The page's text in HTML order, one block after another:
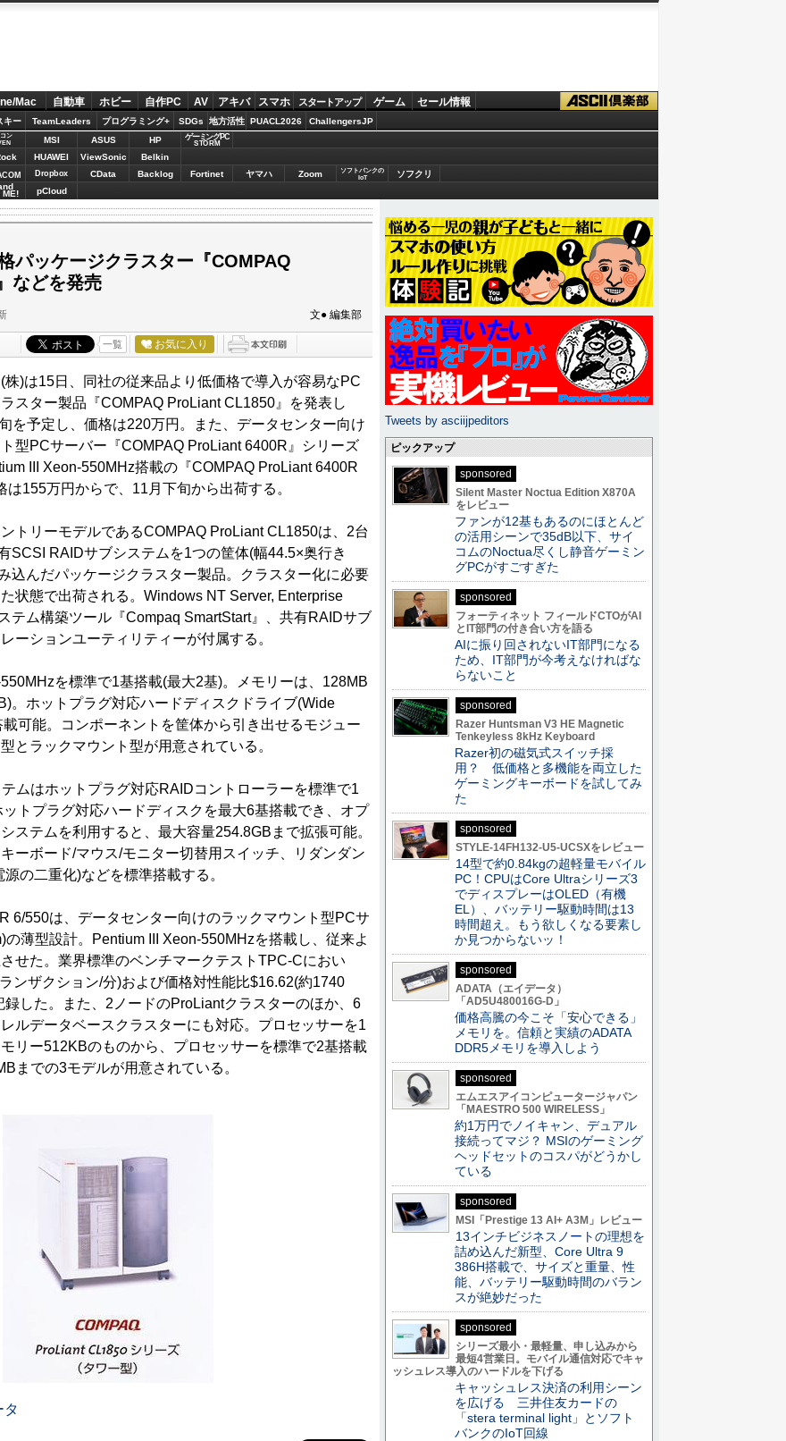
Mac 自動車 ホビー 自作PC AV アキバ スマホ スタートアップ ゲーム セール情報
キー TeamLeaders プログラミング+ SDGs 地方活性 PUACL2026 ChallengersJP
ン
MSI ASUS HP ゲーミングPC
STORM
HUAWEI ViewSonic Belkin
Dropbox CData Backlog Fortinet ヤマハ Zoom
ソフトバンクの
IoT
ソフクリ
ME! pCloud
パッケージクラスター『COMPAQ
などを発売
文● 編集部
一覧 お気に入り
株)は15日、同社の従来品より低価格で導入が容易なPC
スター製品『COMPAQ ProLiant CL1850』を発表し
を予定し、価格は220万円。また、データセンター向け
型PCサーバー『COMPAQ ProLiant 6400R』シリーズ
III Xeon-550MHz搭載の『COMPAQ ProLiant 6400R
155万円からで、11月下旬から出荷する。
トリーモデルであるCOMPAQ ProLiant CL1850は、2台
SCSI RAIDサブシステムを1つの筐体(幅44.5×奥行き
込んだパッケージクラスター製品。クラスター化に必要
状態で出荷される。Windows NT Server, Enterprise
テム構築ツール『Compaq SmartStart』、共有RAIDサブ
ーションユーティリティーが付属する。
を標準で1基搭載(最大2基)。メモリーは、128MB
。ホットプラグ対応ハードディスクドライブ(Wide
可能。コンポーネントを筐体から引き出せるモジュー
とラックマウント型が用意されている。
ムはホットプラグ対応RAIDコントローラーを標準で1
トプラグ対応ハードディスクを最大6基搭載でき、オプ
ステムを利用すると、最大容量254.8GBまで拡張可能。
ーボード/マウス/モニター切替用スイッチ、リダンダン
の二重化)などを標準搭載する。
6/550は、データセンター向けのラックマウント型PCサ
薄型設計。Pentium III Xeon-550MHzを搭載し、従来よ
せた。業界標準のベンチマークテストTPC-Cにおい
ンザクション/分)および価格対性能比$16.62(約1740
録した。また、2ノードのProLiantクラスターのほか、6
ルデータベースクラスターにも対応。プロセッサーを1
リー512KBのものから、プロセッサーを標準で2基搭載
までの3モデルが用意されている。
タ
Tweets by asciijpeditors
ピックアップ
sponsored
Silent Master Noctua Edition X870A
をレビュー
ファンが12基もあるのにほとんど
の活用シーンで35dB以下、サイ
コムのNoctua尽くし静音ゲーミン
グPCがすごすぎた
sponsored
フォーティネット フィールドCTOがAI
とIT部門の付き合い方を語る
AIに振り回されないIT部門になる
ため、IT部門が今考えなければな
らないこと
sponsored
Razer Huntsman V3 HE Magnetic
Tenkeyless 8kHz Keyboard
Razer初の磁気式スイッチ採
用？ 低価格と多機能を両立した
ゲーミングキーボードを試してみ
た
sponsored
STYLE-14FH132-U5-UCSXをレビュー
14型で約0.84kgの超軽量モバイル
PC！CPUはCore Ultraシリーズ3
でディスプレーはOLED（有機
EL）、バッテリー駆動時間は13
時間超え。もう欲しくなる要素し
か見つからないッ！
sponsored
ADATA（エイデータ）
「AD5U480016G-D」
価格高騰の今こそ「安心できる」
メモリを。信頼と実績のADATA
DDR5メモリを導入しよう
sponsored
エムエスアイコンピュータージャパン
「MAESTRO 500 WIRELESS」
約1万円でノイキャン、デュアル
接続ってマジ？ MSIのゲーミング
ヘッドセットのコスパがどうかし
ている
sponsored
MSI「Prestige 13 AI+ A3M」レビュー
13インチビジネスノートの理想を
詰め込んだ新型、Core Ultra 9
386H搭載で、サイズと重量、性
能、バッテリー駆動時間のバラン
スが絶妙だった
sponsored
シリーズ最小・最軽量、申し込みから
最短4営業日。モバイル通信対応でキャ
ッシュレス導入のハードルを下げる
キャッシュレス決済の利用シーン
を広げる 三井住友カードの
「stera terminal light」とソフト
バンクのIoT回線